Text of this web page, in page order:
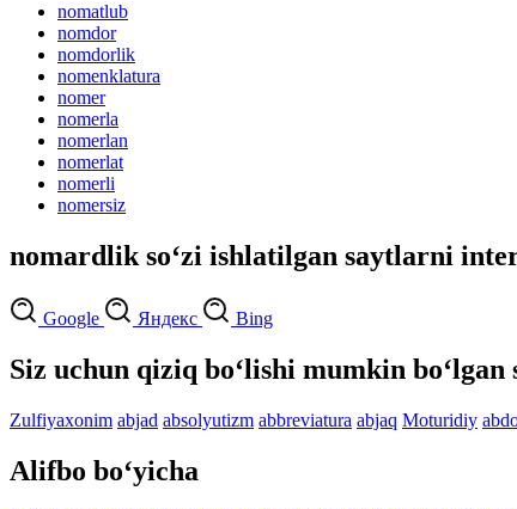
nomatlub
nomdor
nomdorlik
nomenklatura
nomer
nomerla
nomerlan
nomerlat
nomerli
nomersiz
nomardlik so‘zi ishlatilgan saytlarni
Google Яндекс Bing
Siz uchun qiziq bo‘lishi mumkin bo‘lgan
Zulfiyaxonim abjad absolyutizm abbreviatura abjaq Moturidiy
Alifbo bo‘yicha